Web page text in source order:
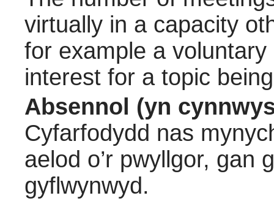
virtually in a capacity
for example a
interest for a topic
Absennol (yn
Cyfarfodydd nas
aelod o’r pwyllgor, gan
gyflwynwyd.